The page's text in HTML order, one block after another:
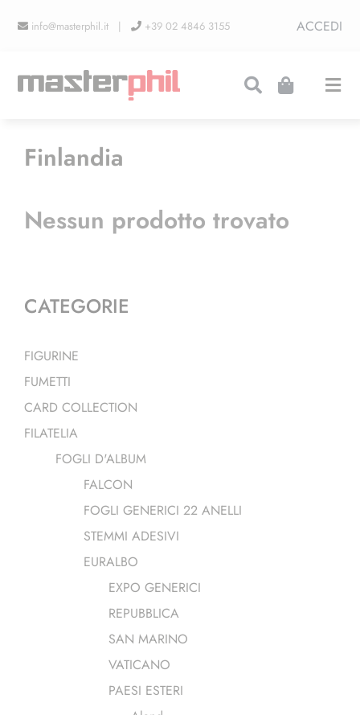
info@masterphil.it | +39 02 4846 3155 ACCEDI
LINEA COLLEZIONISMO
CONTATTI
Finlandia
Nessun prodotto trovato
CATEGORIE
FIGURINE
FUMETTI
CARD COLLECTION
FILATELIA
FOGLI D'ALBUM
FALCON
FOGLI GENERICI 22 ANELLI
STEMMI ADESIVI
EURALBO
EXPO GENERICI
REPUBBLICA
SAN MARINO
VATICANO
PAESI ESTERI